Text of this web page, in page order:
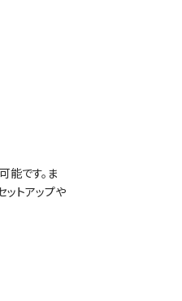
能です。ま
ットアップや